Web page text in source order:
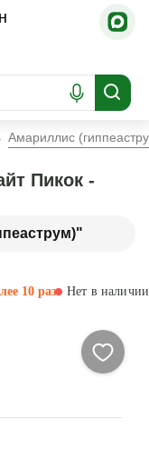
Амариллис
Пикок -
10 раз Нет в наличии